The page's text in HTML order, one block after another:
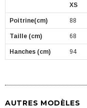
XS
Poitrine(cm) 88
Taille (cm) 68
Hanches (cm) 94
AUTRES MODÈLES